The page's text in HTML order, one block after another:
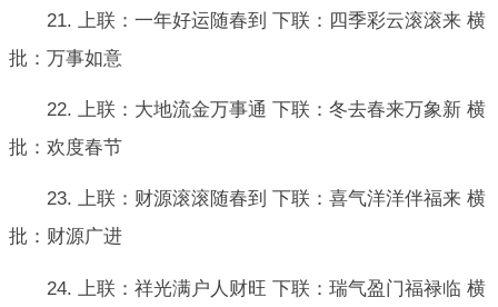
21. 上联：一年好运随春到 下联：四季彩云滚滚来 横
批：万事如意
22. 上联：大地流金万事通 下联：冬去春来万象新 横
批：欢度春节
23. 上联：财源滚滚随春到 下联：喜气洋洋伴福来 横
批：财源广进
24. 上联：祥光满户人财旺 下联：瑞气盈门福禄临 横